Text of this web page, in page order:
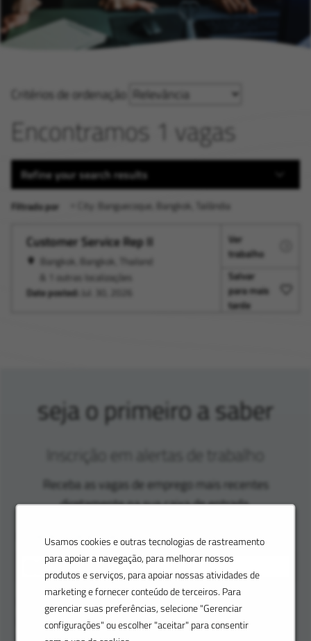
Usamos cookies e outras tecnologias de rastreamento
para apoiar a navegação, para melhorar nossos
produtos e serviços, para apoiar nossas atividades de
marketing e fornecer conteúdo de terceiros. Para
gerenciar suas preferências, selecione "Gerenciar
configurações" ou escolher "aceitar" para consentir
Critérios de ordenação
Encontramos 1 vagas
Refine your search results
Filtrado por City: Banguecoque, Bangkok, Tailândia
Customer Service Rep II
Bangkok, Bangkok, Thailand
& 1 outras localizações
Date posted:
Ver
trabalho
Salvar
para mais
tarde
seja o primeiro a saber
Receba as vagas de emprego mais recentes
diretamente na sua caixa de entrada.
Endereço de e-mail
Personalize seus alertas. Insira sua localização e
preferências para receber alertas de trabalho
personalizados adaptados às suas habilidades.